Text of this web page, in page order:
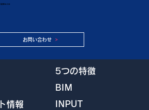
お問い合わせ
質問などは
情報
5つの特徴
BIM
INPUT